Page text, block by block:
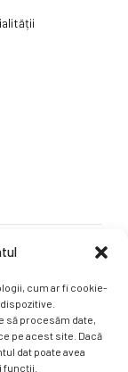
cum ar fi cookie-
să procesăm date,
pe acest site. Dacă
dat poate avea
funcții.